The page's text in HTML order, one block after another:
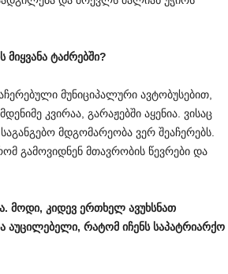
მიყვანა ტაძრებში?
მუნიციპალური ავტობუსებით,
კვირაა, გარაჟებში აყენია. ვისაც
მდგომარეობა ვერ შეაჩერებს.
გამოვიდნენ მთავრობის წევრები და
. მოდი, კიდევ ერთხელ ავუხსნათ
აუცილებელი, რატომ იჩენს საპატრიარქო